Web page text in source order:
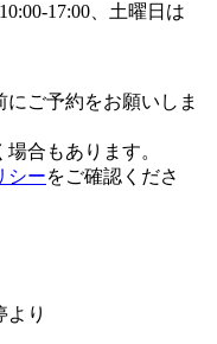
ご予約をお願いしま
合もあります。
シーをご確認くださ
より